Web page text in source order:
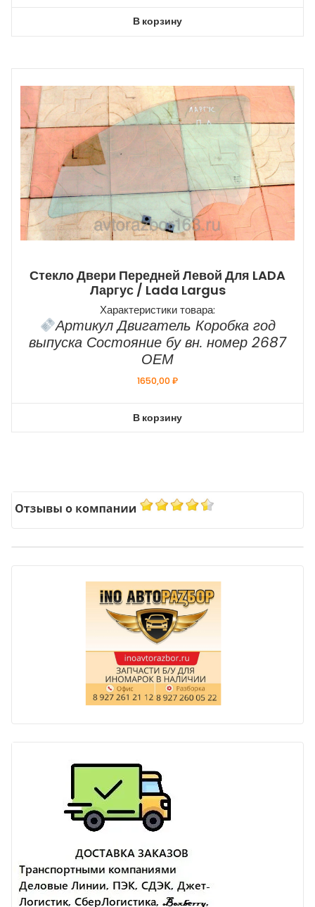
В корзину
Стекло Двери Передней Левой Для LADA
Ларгус / Lada Largus
Характеристики товара:
Артикул Двигатель Коробка год
выпуска Состояние бу вн. номер 2687
ОЕМ
1650,00₽
В корзину